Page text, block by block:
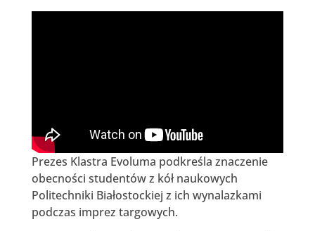
Prezes Klastra Evoluma podkreśla znaczenie
obecności studentów z kół naukowych
Politechniki Białostockiej z ich wynalazkami
podczas imprez targowych.